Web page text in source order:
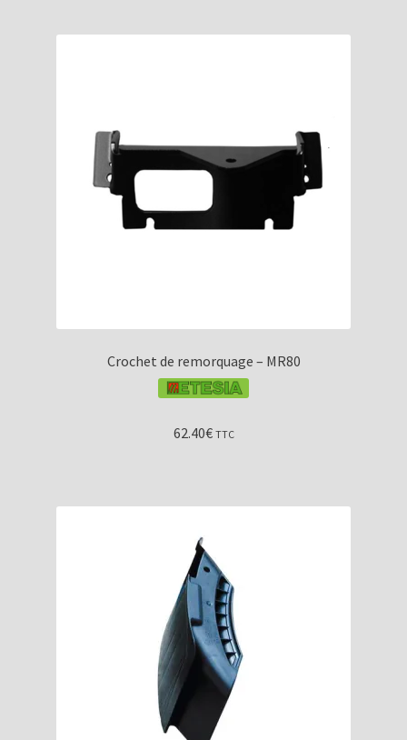
Crochet de remorquage – MR80
62.40€ TTC